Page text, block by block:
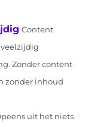
Content
Zonder content
zonder inhoud
uit het niets